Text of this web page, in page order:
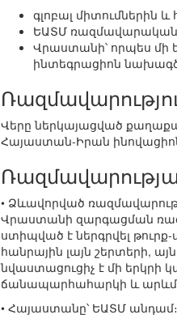
գլոբալ միտումներին
ԵԱՏՄ
Վրաստանի՝ որպես մի
ինտեգրացիոն
Վերը ներկայացված
Հայաստան-Իրան
• Ձևավորված
Վրաստանի զարգացման
ստիպված է ներգրվել
հանրային լայն շերտերի,
նվաստացուցիչ է մի
ճանապարհահարկի և
• Հայաստանը՝ ԵԱՏՄ անդամ։